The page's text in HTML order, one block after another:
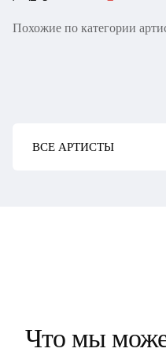
Похожие по категории
Akcent
ВСЕ АРТИСТЫ
Что мы